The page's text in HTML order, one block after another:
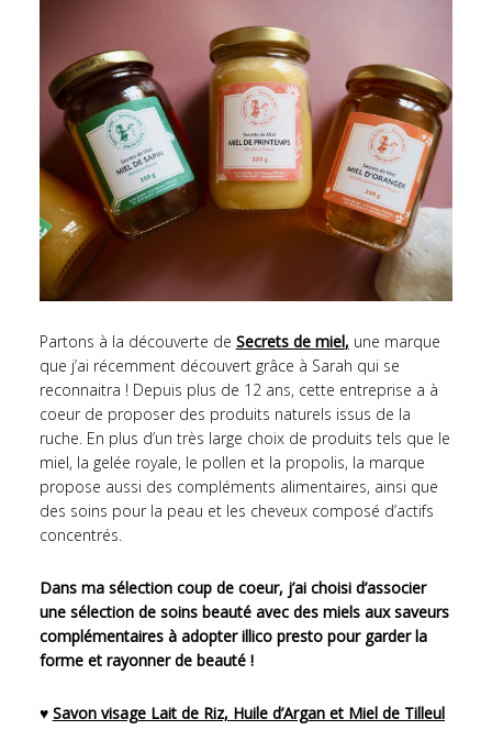
Partons à la découverte de Secrets de miel, une marque
que j’ai récemment découvert grâce à Sarah qui se
reconnaitra ! Depuis plus de 12 ans, cette entreprise a à
coeur de proposer des produits naturels issus de la
ruche. En plus d’un très large choix de produits tels que le
miel, la gelée royale, le pollen et la propolis, la marque
propose aussi des compléments alimentaires, ainsi que
des soins pour la peau et les cheveux composé d’actifs
concentrés.
Dans ma sélection coup de coeur, j’ai choisi d’associer
une sélection de soins beauté avec des miels aux saveurs
complémentaires à adopter illico presto pour garder la
forme et rayonner de beauté !
♥ Savon visage Lait de Riz, Huile d’Argan et Miel de Tilleul